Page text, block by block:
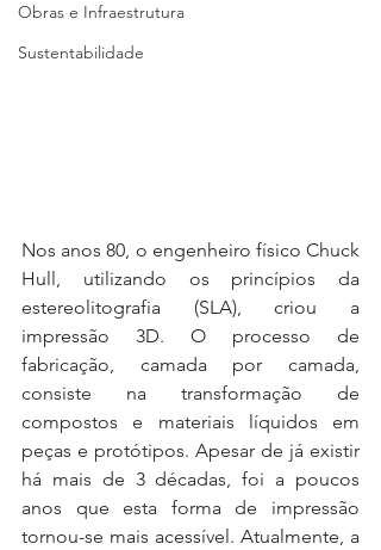
Obras e Infraestrutura
Sustentabilidade
Nos anos 80, o engenheiro físico Chuck
Hull, utilizando os princípios da
estereolitografia (SLA), criou a
impressão 3D. O processo de
fabricação, camada por camada,
consiste na transformação de
compostos e materiais líquidos em
peças e protótipos. Apesar de já existir
há mais de 3 décadas, foi a poucos
anos que esta forma de impressão
tornou-se mais acessível. Atualmente, a